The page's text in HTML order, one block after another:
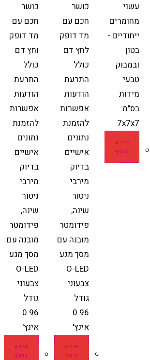
עשוי
מחומרים
ייחודיים -
בטון
ובמבוק
טבעי
מידות
בס"מ:
7x7x7
מידע
נוסף
כושר
חכם עם
מד דופק
לחץ דם
כולל
התרעת
הודעות
אפשרות
להזמנת
נתונים
אישיים
בדיוק
מירבי
ניטור
שינה,
פידומטר
מובנה עם
מסך מגע
O-LED
צבעוני
גודל
0.96
אינץ'
מידע
נוסף
כושר
חכם עם
מד דופק
וחץ דם
כולל
התרעת
הודעות
אפשרות
להזמנת
נתונים
אישיים
בדיוק
מירבי
ניטור
שינה,
פידומטר
מובנה עם
מסך מגע
O-LED
צבעוני
גודל
0.96
אינץ'
מידע
נוסף